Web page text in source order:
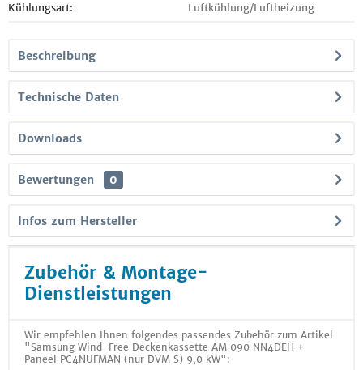
Kühlungsart: Luftkühlung/Luftheizung
Beschreibung
Technische Daten
Downloads
Bewertungen 0
Infos zum Hersteller
Zubehör & Montage-
Dienstleistungen
Wir empfehlen Ihnen folgendes passendes Zubehör zum Artikel
"Samsung Wind-Free Deckenkassette AM 090 NN4DEH +
Paneel PC4NUFMAN (nur DVM S) 9,0 kW":